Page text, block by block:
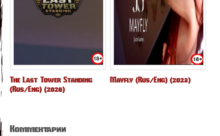
The Last Tower Standing
(Rus/Eng) (2026)
Mayfly (Rus/Eng) (2023)
Комментарии